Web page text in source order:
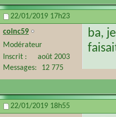
22/01/2019 17h23
coinc59
Modérateur
Inscrit
août 2003
Messages
12 775
ba,
22/01/2019 18h55